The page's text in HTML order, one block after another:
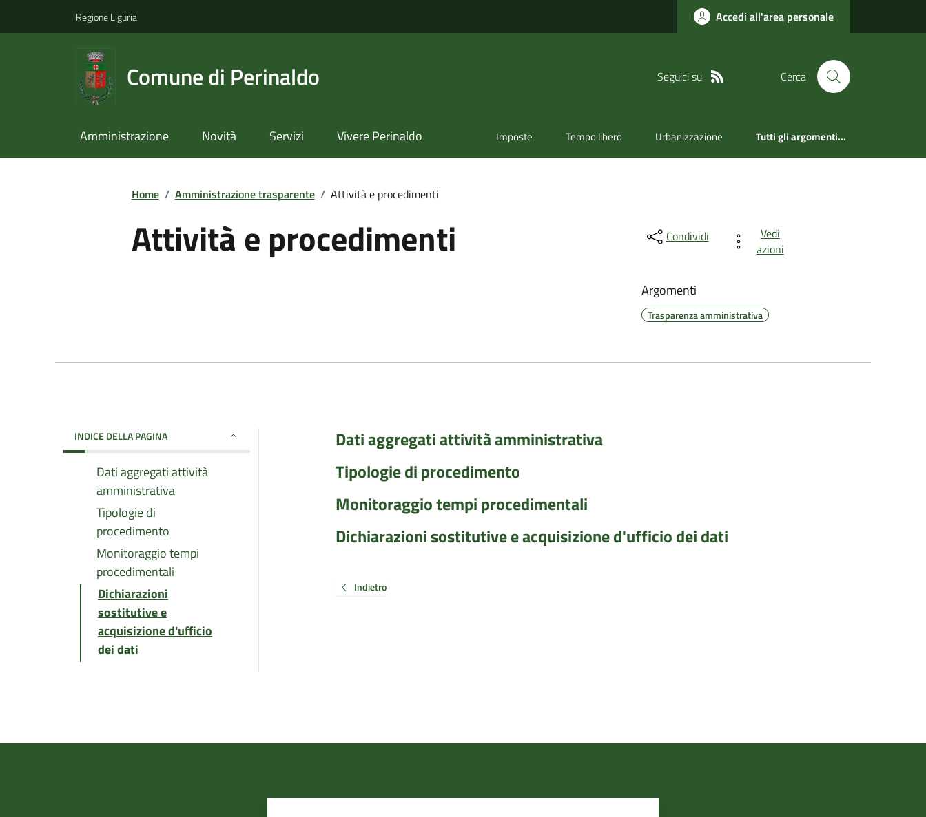
Regione Liguria Accedi all'area personale
Comune di Perinaldo Seguici su Cerca
Amministrazione Novità Servizi Vivere Perinaldo Imposte Tempo libero Urbanizzazione Tutti gli argomenti...
Home / Amministrazione trasparente / Attività e procedimenti
Attività e procedimenti Condividi
Vedi
azioni
Argomenti
Trasparenza amministrativa
INDICE DELLA PAGINA
Dati aggregati attività
amministrativa
Tipologie di
procedimento
Monitoraggio tempi
procedimentali
Dichiarazioni
sostitutive e
acquisizione d'ufficio
dei dati
Dati aggregati attività amministrativa
Tipologie di procedimento
Monitoraggio tempi procedimentali
Dichiarazioni sostitutive e acquisizione d'ufficio dei dati
Indietro